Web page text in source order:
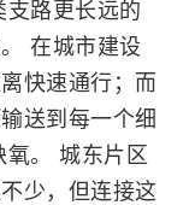
支路更长远的
在城市建设
快速通行；而
送到每一个细
氧。 城东片区
少，但连接这